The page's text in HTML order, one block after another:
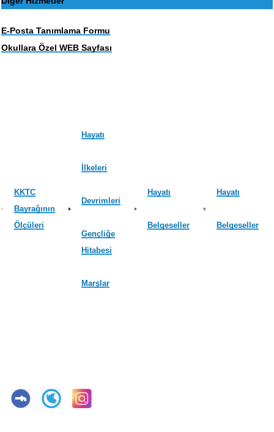
E-Posta Tanımlama Formu
Okullara Özel WEB Sayfası
KKTC
Bayrağının
Ölçüleri
Hayatı
İlkeleri
Devrimleri
Gençliğe
Hitabesi
Marşlar
Hayatı
Belgeseller
Hayatı
Belgeseller